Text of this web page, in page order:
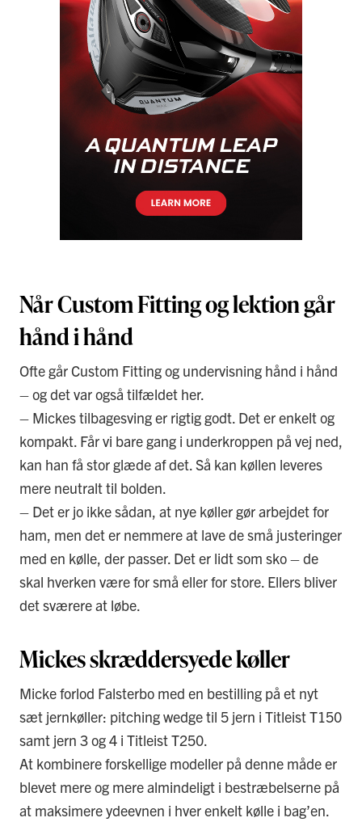
Når Custom Fitting og lektion går
hånd i hånd
Ofte går Custom Fitting og undervisning hånd i hånd
– og det var også tilfældet her.
– Mickes tilbagesving er rigtig godt. Det er enkelt og
kompakt. Får vi bare gang i underkroppen på vej ned,
kan han få stor glæde af det. Så kan køllen leveres
mere neutralt til bolden.
– Det er jo ikke sådan, at nye køller gør arbejdet for
ham, men det er nemmere at lave de små justeringer
med en kølle, der passer. Det er lidt som sko – de
skal hverken være for små eller for store. Ellers bliver
det sværere at løbe.
Mickes skræddersyede køller
Micke forlod Falsterbo med en bestilling på et nyt
sæt jernkøller: pitching wedge til 5 jern i Titleist T150
samt jern 3 og 4 i Titleist T250.
At kombinere forskellige modeller på denne måde er
blevet mere og mere almindeligt i bestræbelserne på
at maksimere ydeevnen i hver enkelt kølle i bag’en.